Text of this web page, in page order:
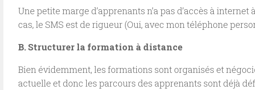
Une petite marge d’apprenants n’a pas d’accès à internet
cas, le SMS est de rigueur (Oui, avec mon téléphone
B. Structurer la formation à distance
Bien évidemment, les formations sont organisés et
actuelle et donc les parcours des apprenants sont déjà